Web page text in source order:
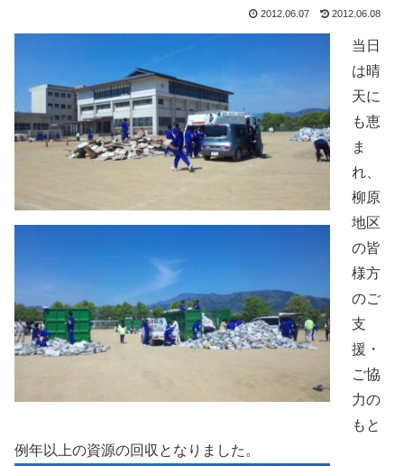
2012.06.07 2012.06.08
当日
は晴
天に
も恵
ま
れ、
柳原
地区
の皆
様方
のご
支
援・
ご協
力の
もと
例年以上の資源の回収となりました。